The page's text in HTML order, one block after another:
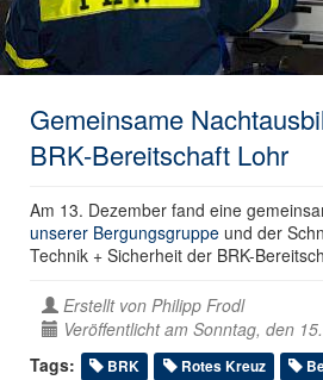
Gemeinsame
BRK-Bereitschaft Lohr
Am 13. Dezember fand eine
unserer Bergungsgruppe und der
Technik + Sicherheit der BRK-
Erstellt von Philipp Frodl
Veröffentlicht am Sonntag, den
Tags:
BRK Rotes Kreuz